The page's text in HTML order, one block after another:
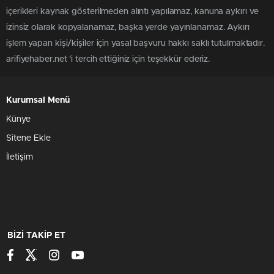
1-MEHMET FEHMİ YILDIRIM
2-MEHMET ÇAKMAK
3-RIDVAN İYİGÜN
7-ERCAN BALKAN
9-SİNAN ŞAHİM
Açılışta bir konuşma yapan Başkan
Karakulukçu;”İşletme sahibi Abdül Samet Kurtuluş’a
içerikleri kaynak gösterilmeden alıntı yapılamaz, kanuna aykırı ve
izinsiz olarak kopyalanamaz, başka yerde yayınlanamaz. Aykırı
işlem yapan kişi/kişiler için yasal başvuru hakkı saklı tutulmaktadır.
arifiyehaber.net 'i tercih ettiğiniz için teşekkür ederiz.
Kurumsal Menü
Künye
Sitene Ekle
İletişim
BİZİ TAKİP ET